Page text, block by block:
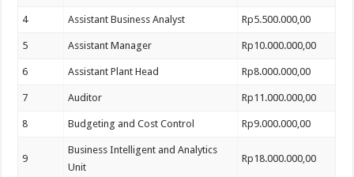
4 Assistant Business Analyst Rp5.500.000,00
5 Assistant Manager Rp10.000.000,00
6 Assistant Plant Head Rp8.000.000,00
7 Auditor Rp11.000.000,00
8 Budgeting and Cost Control Rp9.000.000,00
9
Business Intelligent and Analytics
Unit
Rp18.000.000,00